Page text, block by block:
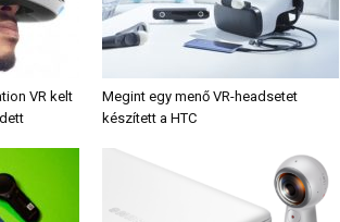
VR kelt
Megint egy menő VR-headsetet
készített a HTC